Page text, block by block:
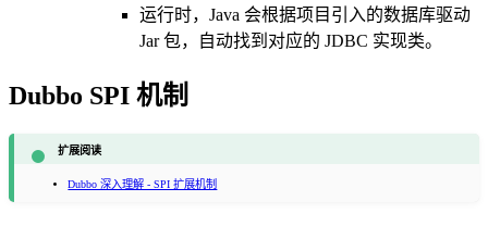
运行时，Java 会根据项目引入的数据库驱动
Jar 包，自动找到对应的 JDBC 实现类。
Dubbo SPI 机制
扩展阅读
Dubbo 深入理解 - SPI 扩展机制